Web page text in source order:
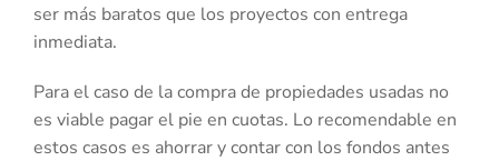
ser más baratos que los proyectos con entrega
inmediata.
Para el caso de la compra de propiedades usadas no
es viable pagar el pie en cuotas. Lo recomendable en
estos casos es ahorrar y contar con los fondos antes